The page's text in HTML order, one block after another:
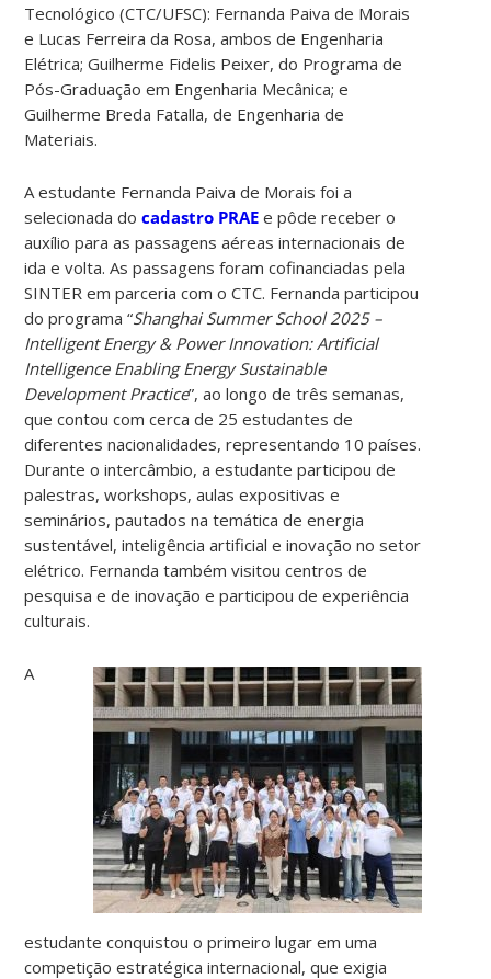
Tecnológico (CTC/UFSC): Fernanda Paiva de Morais
e Lucas Ferreira da Rosa, ambos de Engenharia
Elétrica; Guilherme Fidelis Peixer, do Programa de
Pós-Graduação em Engenharia Mecânica; e
Guilherme Breda Fatalla, de Engenharia de
Materiais.
A estudante Fernanda Paiva de Morais foi a
selecionada docadastro PRAE e pôde receber o
auxílio para as passagens aéreas internacionais de
ida e volta. As passagens foram cofinanciadas pela
SINTER em parceria com o CTC. Fernandaparticipou
do programa “Shanghai Summer School 2025 –
Intelligent Energy & Power Innovation: Artificial
Intelligence Enabling Energy Sustainable
Development Practice”, ao longo de três semanas,
que contou com cerca de 25 estudantes de
diferentes nacionalidades, representando 10 países.
Durante o intercâmbio, a estudante participou de
palestras, workshops, aulas expositivas e
seminários, pautados na temática de energia
sustentável, inteligência artificial e inovação no setor
elétrico. Fernanda também visitou centros de
pesquisa e de inovação e participou de experiência
culturais.
A
estudante conquistou o primeiro lugar em uma
competição estratégica internacional, que exigia